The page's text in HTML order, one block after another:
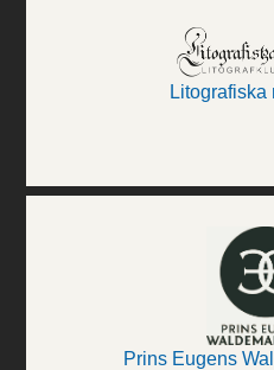
Litografiska
Prins Eugens